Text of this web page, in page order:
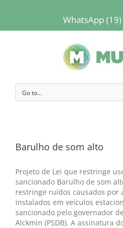
WhatsApp
Go to...
Barulho de som alto
Projeto de Lei que restringe
sancionado Barulho de som
restringe ruídos causados por
instalados em veículos
sancionado pelo governador
Alckmin (PSDB). A assinatura